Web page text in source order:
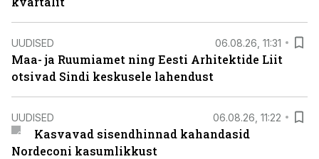
UUDISED 06.08.26, 11:31
Maa- ja Ruumiamet ning Eesti Arhitektide Liit
otsivad Sindi keskusele lahendust
UUDISED 06.08.26, 11:22
Kasvavad sisendhinnad kahandasid
Nordeconi kasumlikkust